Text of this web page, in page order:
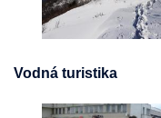
Vodná turistika